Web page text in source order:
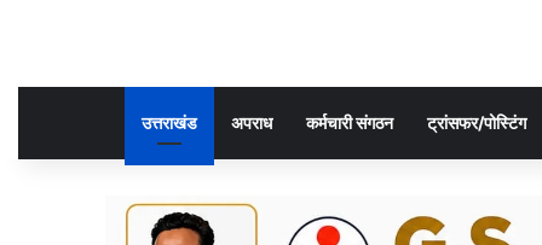
उत्तराखंड अपराध कर्मचारी संगठन ट्रांसफर/पोस्टिंग